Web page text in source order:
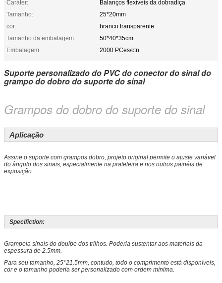
Caráter:
Balanços flexíveis da dobradiça
Tamanho:
25*20mm
cor:
branco transparente
Tamanho da embalagem:
50*40*35cm
Embalagem:
2000 PCes/ctn
Suporte personalizado do PVC do conector do sinal do
grampo do dobro do suporte do sinal
Grampos do dobro do suporte do sinal
Aplicação
Assine o suporte com grampos dobro, projeto original permite o ajuste variável
do ângulo dos sinais, especialmente na prateleira e nos outros painéis de
exposição.
Specifiction:
Grampeia sinais do doulbe dos trilhos. Poderia sustentar aos materiais da
espessura de 2.5mm.
Para seu tamanho, 25*21.5mm, contudo, todo o comprimento está disponíveis,
cor e o tamanho poderia ser personalizado com ordem mínima.